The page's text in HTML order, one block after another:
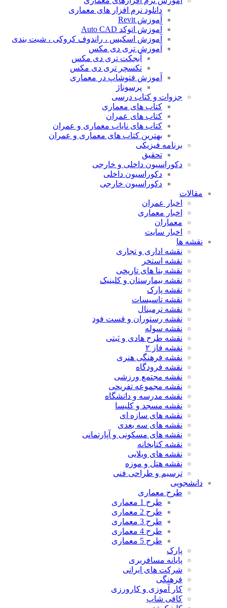
دانلود نرم افزار های معماری
آموزش Revit
آموزش اتوکد Auto CAD
آموزش اسکیس ، راندوف کروکی ، شیت بندی
آموزش تری دی مکس
آبجکت تری دی مکس
تکسچر تری دی مکس
آموزش فتوشاپ در معماری
پرسوناژ
جزوات و کتاب درسی
کتاب های معماری
کتاب های عمران
کتاب های نایاب معماری و عمران
بهترین کتاب های معماری و عمران
برنامه فیزیکی
تحقیق
دکوراسیون داخلی و خارجی
دکوراسیون داخلی
دکوراسیون خارجی
مقالات
اخبار عمران
اخبار معماری
معماران
اخبار سایت
نقشه ها
نقشه اداری و تجاری
نقشه استخر
نقشه بنا های تاریخی
نقشه بیمارستان و کلینیک
نقشه پارک
نقشه تاسیسات
نقشه ترمینال
نقشه رستوران و فست فود
نقشه سوله
نقشه طرح هادی و ثبتی
نقشه فاز ۲
نقشه فرهنگی هنری
نقشه فرودگاه
نقشه مجتمع ورزشی
نقشه مجموعه تفریحی
نقشه مدرسه و دانشگاه
نقشه مسجد و کلیسا
نقشه های سازه ای
نقشه های سه بعدی
نقشه های مسکونی و آپارتمانی
نقشه کتابخانه
نقشه های ویلایی
نقشه هتل و موزه
ترسیم و طراحی فنی
دانشجویی
طرح معماری
طرح 1 معماری
طرح 2 معماری
طرح 3 معماری
طرح 4 معماری
طرح 5 معماری
پارک
پایانه مسافربری
شرکت های ایرانی
فرهنگی
کار آموزی و کارورزی
کافی شاپ